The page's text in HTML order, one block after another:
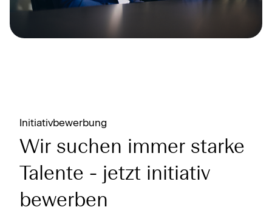
Initiativbewerbung
Wir suchen immer starke
Talente - jetzt initiativ
bewerben